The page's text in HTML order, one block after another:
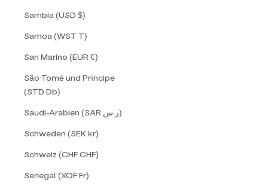
Sambia (USD $)
Samoa (WST T)
San Marino (EUR €)
São Tomé und Príncipe
(STD Db)
Saudi-Arabien (SAR ر.س)
Schweden (SEK kr)
Schweiz (CHF CHF)
Senegal (XOF Fr)